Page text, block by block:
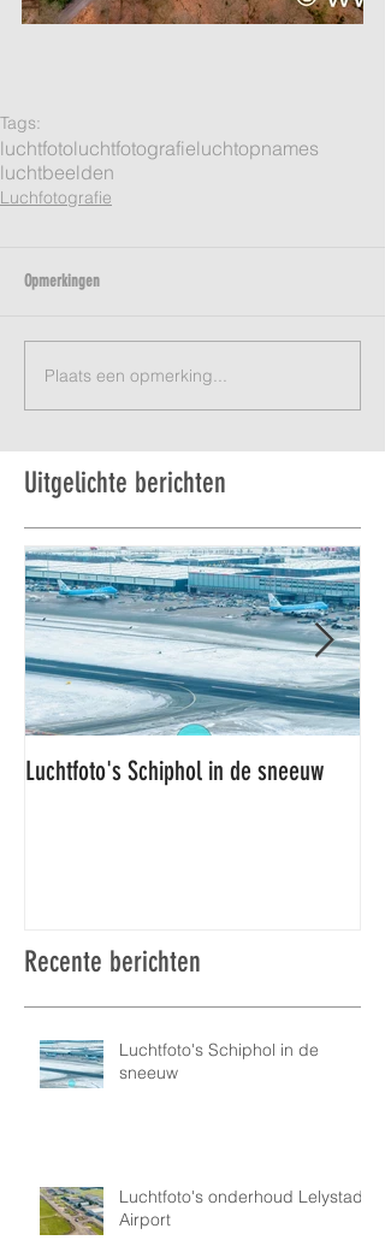
Tags:
luchtfotoluchtfotografieluchtopnames
luchtbeelden
Luchfotografie
Opmerkingen
Plaats een opmerking...
Uitgelichte berichten
Luchtfoto's Schiphol in de sneeuw
Recente berichten
Luchtfoto's Schiphol in de
sneeuw
Luchtfoto's onderhoud Lelystad
Airport